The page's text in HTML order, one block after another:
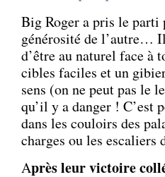
Big Roger a pris le parti
générosité de l’autre…
d’être au naturel face à
cibles faciles et un
sens (on ne peut pas le
qu’il y a danger ! C’est
dans les couloirs des
charges ou les escaliers
Après leur victoire